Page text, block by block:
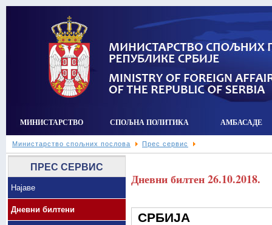
МИНИСТАРСТВО СПОЉНА ПОЛИТИКА АМБАСАДЕ
Министарство спољних послова Прес сервис
ПРЕС СЕРВИС
Најаве
Дневни билтени
Дневни билтен 26.10.2018.
СРБИЈА